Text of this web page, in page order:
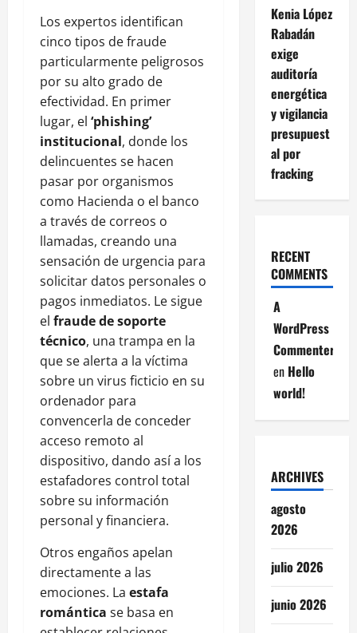
Los expertos identifican
cinco tipos de fraude
particularmente peligrosos
por su alto grado de
efectividad. En primer
lugar, el ‘phishing’
institucional, donde los
delincuentes se hacen
pasar por organismos
como Hacienda o el banco
a través de correos o
llamadas, creando una
sensación de urgencia para
solicitar datos personales o
pagos inmediatos. Le sigue
el fraude de soporte
técnico, una trampa en la
que se alerta a la víctima
sobre un virus ficticio en su
ordenador para
convencerla de conceder
acceso remoto al
dispositivo, dando así a los
estafadores control total
sobre su información
personal y financiera.
Otros engaños apelan
directamente a las
emociones. La estafa
romántica se basa en
Kenia López
Rabadán
exige
auditoría
energética
y vigilancia
presupuest
al por
fracking
RECENT
COMMENTS
A
WordPress
Commenter
en Hello
world!
ARCHIVES
agosto
2026
julio 2026
junio 2026